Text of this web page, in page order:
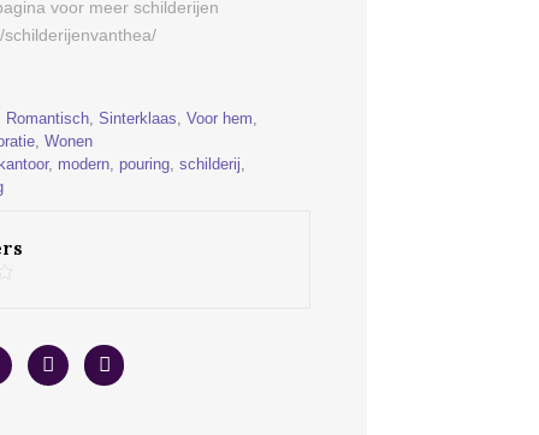
voor meer schilderijen
Romantisch, Sinterklaas, Voor hem,
, Wonen
kantoor, modern, pouring, schilderij,